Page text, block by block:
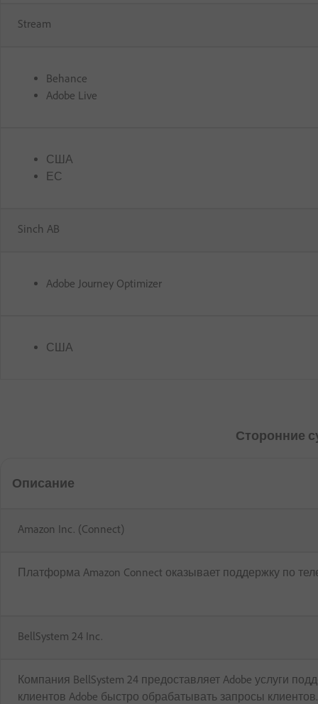
Stream
Behance
Adobe Live
США
ЕС
Sinch AB
Adobe Journey Optimizer
США
Сторонние
Описание
Amazon Inc. (Connect)
Платформа Amazon Connect оказывает поддержку по
BellSystem 24 Inc.
Компания BellSystem 24 предоставляет Adobe услуги
клиентов Adobe быстро обрабатывать запросы